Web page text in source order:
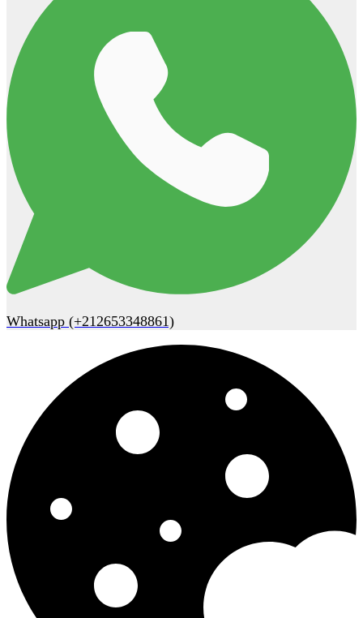
Whatsapp (+212653348861)